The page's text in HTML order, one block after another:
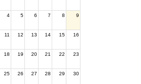
4 5 6 7 8 9
11 12 13 14 15 16
18 19 20 21 22 23
25 26 27 28 29 30